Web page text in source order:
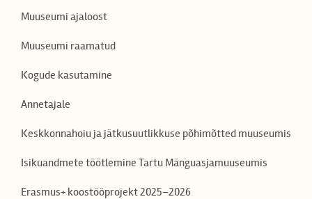
Muuseumi ajaloost
Muuseumi raamatud
Kogude kasutamine
Annetajale
Keskkonnahoiu ja jätkusuutlikkuse põhimõtted muuseumis
Isikuandmete töötlemine Tartu Mänguasjamuuseumis
Erasmus+ koostööprojekt 2025–2026